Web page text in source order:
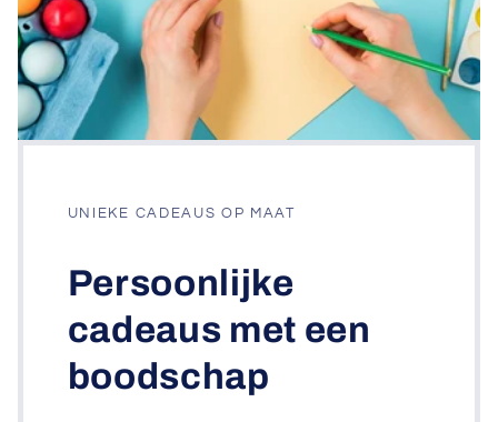
UNIEKE CADEAUS OP MAAT
Persoonlijke
cadeaus met een
boodschap